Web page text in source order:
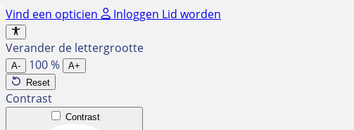
Ga
naar
de
inhoud
Vind een opticien Inloggen Lid worden
Verander de lettergrootte
A- 100%
A+
Reset
Contrast
Contrast